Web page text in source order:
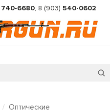
740-6680, 8 (903) 540-0602
Оптические